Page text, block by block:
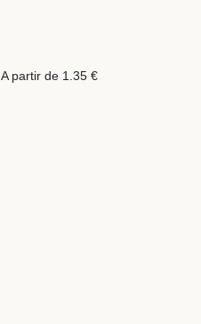
A partir de 1.35 €